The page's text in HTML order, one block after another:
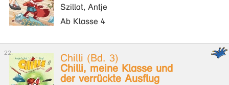
Szillat, Antje
Ab Klasse 4
Chilli (Bd. 3)
Chilli, meine Klasse und
der verrückte Ausflug